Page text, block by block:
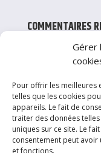
Gérer
Pour offrir les meilleures
telles que les cookies
appareils. Le fait de
traiter des données
uniques sur ce site. Le
consentement peut
et fonctions.
COMMENTAIRES
CATÉGORIES
Achat / Vente
Entretien
Services &